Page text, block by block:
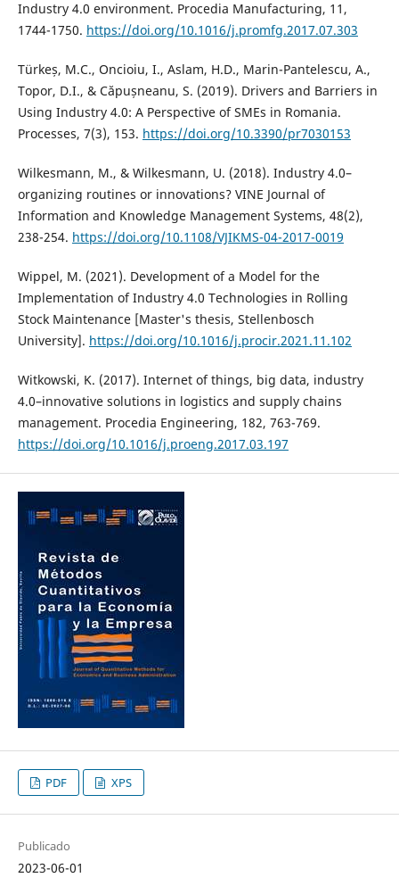
Industry 4.0 environment. Procedia Manufacturing, 11,
1744-1750. https://doi.org/10.1016/j.promfg.2017.07.303
Türkeș, M.C., Oncioiu, I., Aslam, H.D., Marin-Pantelescu, A.,
Topor, D.I., & Căpușneanu, S. (2019). Drivers and Barriers in
Using Industry 4.0: A Perspective of SMEs in Romania.
Processes, 7(3), 153. https://doi.org/10.3390/pr7030153
Wilkesmann, M., & Wilkesmann, U. (2018). Industry 4.0–
organizing routines or innovations? VINE Journal of
Information and Knowledge Management Systems, 48(2),
238-254. https://doi.org/10.1108/VJIKMS-04-2017-0019
Wippel, M. (2021). Development of a Model for the
Implementation of Industry 4.0 Technologies in Rolling
Stock Maintenance [Master's thesis, Stellenbosch
University]. https://doi.org/10.1016/j.procir.2021.11.102
Witkowski, K. (2017). Internet of things, big data, industry
4.0–innovative solutions in logistics and supply chains
management. Procedia Engineering, 182, 763-769.
https://doi.org/10.1016/j.proeng.2017.03.197
PDF XPS
Publicado
2023-06-01